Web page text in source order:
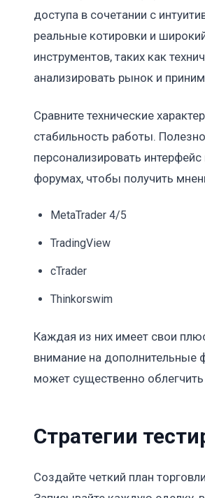
доступа в сочетании с
реальные котировки и
инструментов, таких как
анализировать рынок и
Сравните технические
стабильность работы.
персонализировать
форумах, чтобы получить
MetaTrader 4/5
TradingView
cTrader
Thinkorswim
Каждая из них имеет свои
внимание на дополнительные
может существенно
Стратегии
Создайте четкий план